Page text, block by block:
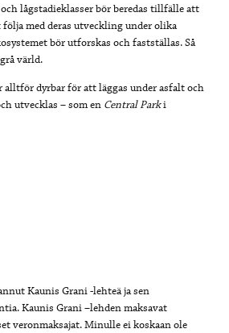
lågstadieklasser bör beredas tillfälle att
med deras utveckling under olika
bör utforskas och fastställas. Så
värld.
alltför dyrbar för att läggas under asfalt och
utvecklas – som en Central Parki
Kaunis Grani -lehteä ja sen
Kaunis Grani –lehden maksavat
veronmaksajat. Minulle ei koskaan ole